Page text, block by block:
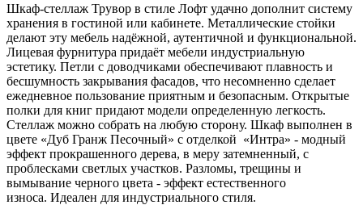
Шкаф-стеллаж Трувор в стиле Лофт удачно дополнит систему
хранения в гостиной или кабинете. Металлические стойки
делают эту мебель надёжной, аутентичной и функциональной.
Лицевая фурнитура придаёт мебели индустриальную
эстетику. Петли с доводчиками обеспечивают плавность и
бесшумность закрывания фасадов, что несомненно сделает
ежедневное пользование приятным и безопасным. Открытые
полки для книг придают модели определенную легкость.
Стеллаж можно собрать на любую сторону. Шкаф выполнен в
цвете «Дуб Гранж Песочный» с отделкой «Интра» - модный
эффект прокрашенного дерева, в меру затемненный, с
проблесками светлых участков. Разломы, трещины и
вымывание черного цвета - эффект естественного
износа. Идеален для индустриального стиля.